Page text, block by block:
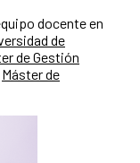
docente en
de
de Gestión
Máster de